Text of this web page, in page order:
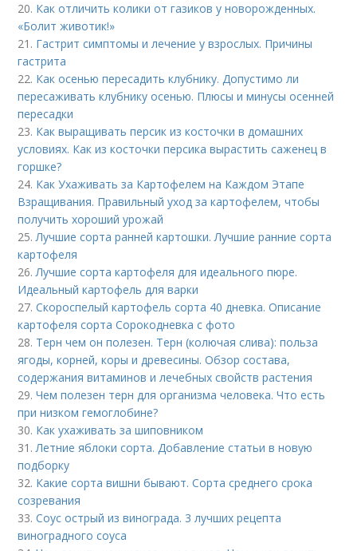
20. Как отличить колики от газиков у новорожденных.
«Болит животик!»
21. Гастрит симптомы и лечение у взрослых. Причины
гастрита
22. Как осенью пересадить клубнику. Допустимо ли
пересаживать клубнику осенью. Плюсы и минусы осенней
пересадки
23. Как выращивать персик из косточки в домашних
условиях. Как из косточки персика вырастить саженец в
горшке?
24. Как Ухаживать за Картофелем на Каждом Этапе
Взращивания. Правильный уход за картофелем, чтобы
получить хороший урожай
25.Лучшие сорта ранней картошки. Лучшие ранние сорта
картофеля
26.Лучшие сорта картофеля для идеального пюре.
Идеальный картофель для варки
27.Скороспелый картофель сорта 40 дневка. Описание
картофеля сорта Сорокодневка с фото
28. Терн чем он полезен. Терн (колючая слива): польза
ягоды, корней, коры и древесины. Обзор состава,
содержания витаминов и лечебных свойств растения
29.Чем полезен терн для организма человека. Что есть
при низком гемоглобине?
30. Как ухаживать за шиповником
31.Летние яблоки сорта. Добавление статьи в новую
подборку
32. Какие сорта вишни бывают. Сорта среднего срока
созревания
33.Соус острый из винограда. 3 лучших рецепта
виноградного соуса